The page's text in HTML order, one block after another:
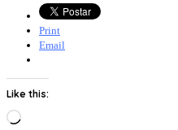
Print
Email
Like this:
Loading…